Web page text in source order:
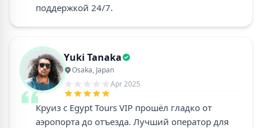
поддержкой 24/7.
Yuki Tanaka
Osaka, Japan
Apr 2025
Круиз с Egypt Tours VIP прошёл гладко от
аэропорта до отъезда. Лучший оператор для